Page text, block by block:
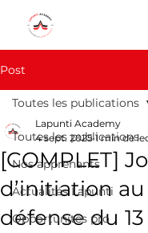
Post
Toutes les publications
Nos apprenants
Actualités Lapunti
Opportunités pro
Toutes les publications
[COMPLET]
d’initiation
défense du 13
Lapunti Academy
4 sept. 2025 1 min de